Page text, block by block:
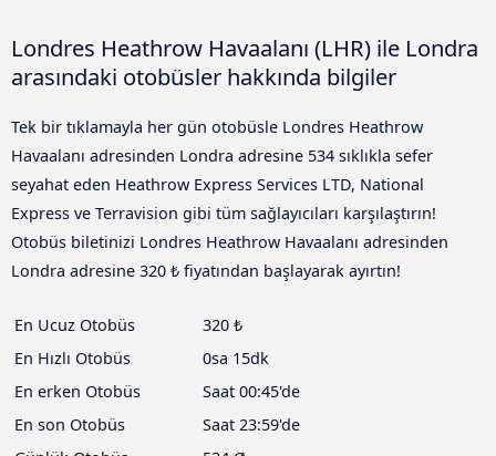
Londres Heathrow Havaalanı (LHR) ile Londra
arasındaki otobüsler hakkında bilgiler
Tek bir tıklamayla her gün otobüsle Londres Heathrow
Havaalanı adresinden Londra adresine 534 sıklıkla sefer
seyahat eden Heathrow Express Services LTD, National
Express ve Terravision gibi tüm sağlayıcıları karşılaştırın!
Otobüs biletinizi Londres Heathrow Havaalanı adresinden
Londra adresine 320 ₺ fiyatından başlayarak ayırtın!
En Ucuz Otobüs
320 ₺
En Hızlı Otobüs
0sa 15dk
En erken Otobüs
Saat 00:45'de
En son Otobüs
Saat 23:59'de